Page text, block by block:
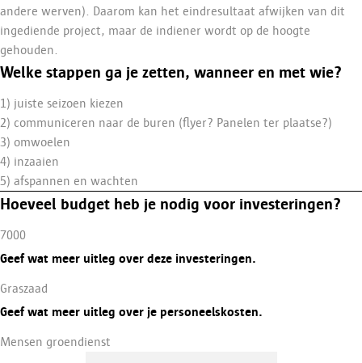
andere werven). Daarom kan het eindresultaat afwijken van dit
ingediende project, maar de indiener wordt op de hoogte
gehouden.
Welke stappen ga je zetten, wanneer en met wie?
1) juiste seizoen kiezen
2) communiceren naar de buren (flyer? Panelen ter plaatse?)
3) omwoelen
4) inzaaien
5) afspannen en wachten
Hoeveel budget heb je nodig voor investeringen?
7000
Geef wat meer uitleg over deze investeringen.
Graszaad
Geef wat meer uitleg over je personeelskosten.
Mensen groendienst